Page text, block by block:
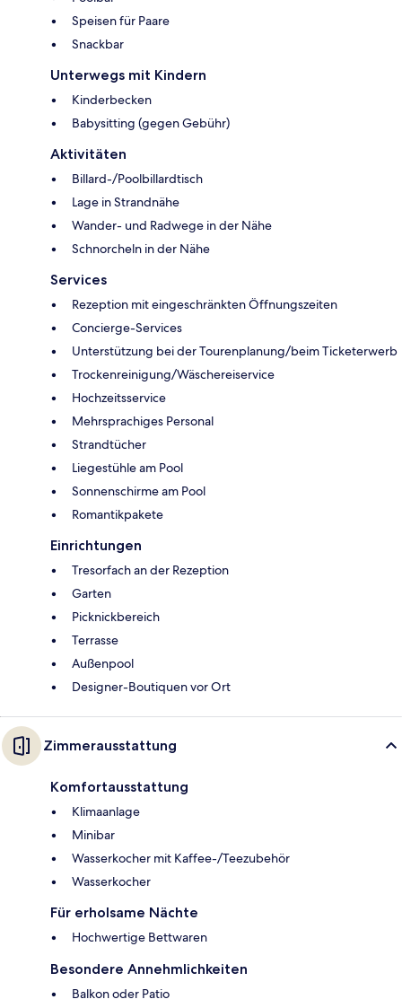
Speisen für Paare
Snackbar
Unterwegs mit Kindern
Kinderbecken
Babysitting (gegen Gebühr)
Aktivitäten
Billard-/Poolbillardtisch
Lage in Strandnähe
Wander- und Radwege in der Nähe
Schnorcheln in der Nähe
Services
Rezeption mit eingeschränkten Öffnungszeiten
Concierge-Services
Unterstützung bei der Tourenplanung/beim Ticketerwerb
Trockenreinigung/Wäschereiservice
Hochzeitsservice
Mehrsprachiges Personal
Strandtücher
Liegestühle am Pool
Sonnenschirme am Pool
Romantikpakete
Einrichtungen
Tresorfach an der Rezeption
Garten
Picknickbereich
Terrasse
Außenpool
Designer-Boutiquen vor Ort
Zimmerausstattung
Komfortausstattung
Klimaanlage
Minibar
Wasserkocher mit Kaffee-/Teezubehör
Wasserkocher
Für erholsame Nächte
Hochwertige Bettwaren
Besondere Annehmlichkeiten
Balkon oder Patio